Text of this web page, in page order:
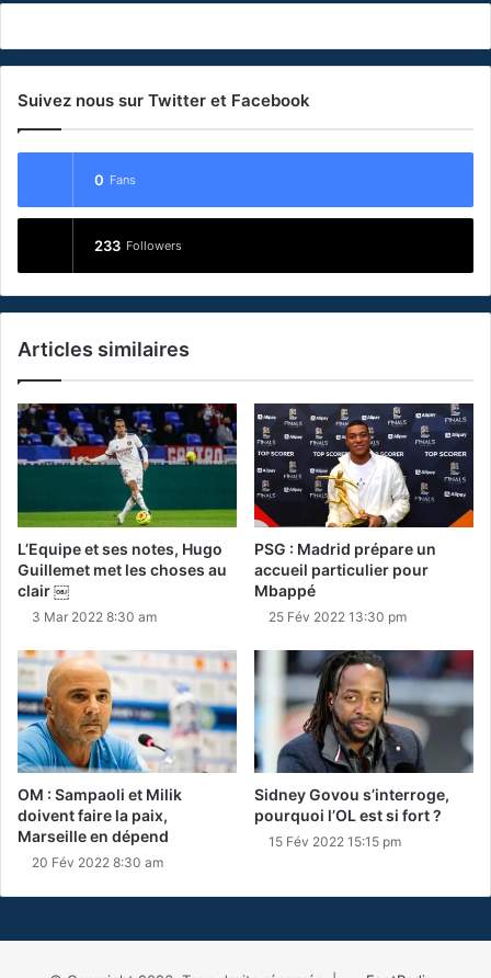
Suivez nous sur Twitter et Facebook
0 Fans
233 Followers
Articles similaires
L’Equipe et ses notes, Hugo
Guillemet met les choses au
clair ￼
3 Mar 2022 8:30 am
PSG : Madrid prépare un
accueil particulier pour
Mbappé
25 Fév 2022 13:30 pm
OM : Sampaoli et Milik
doivent faire la paix,
Marseille en dépend
20 Fév 2022 8:30 am
Sidney Govou s’interroge,
pourquoi l’OL est si fort ?
15 Fév 2022 15:15 pm